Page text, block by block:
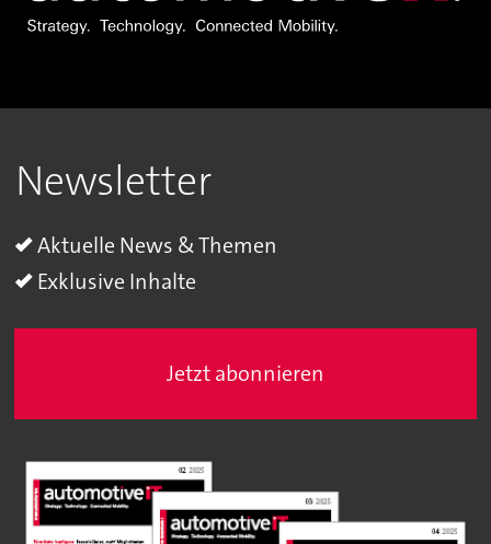
Newsletter
Aktuelle News & Themen
Exklusive Inhalte
Jetzt abonnieren